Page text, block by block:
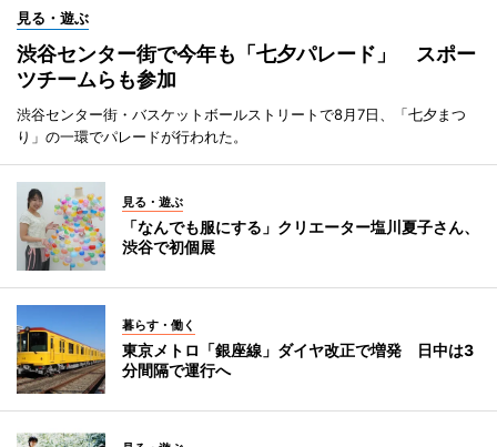
見る・遊ぶ
渋谷センター街で今年も「七夕パレード」 スポー
ツチームらも参加
渋谷センター街・バスケットボールストリートで8月7日、「七夕まつ
り」の一環でパレードが行われた。
見る・遊ぶ
「なんでも服にする」クリエーター塩川夏子さん、
渋谷で初個展
暮らす・働く
東京メトロ「銀座線」ダイヤ改正で増発 日中は3
分間隔で運行へ